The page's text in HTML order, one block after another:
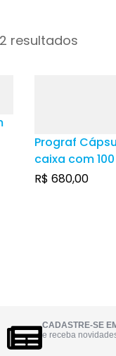
resultados
Prograf
caixa com
duras
R$ 680,00
CADASTRE-SE
e receba